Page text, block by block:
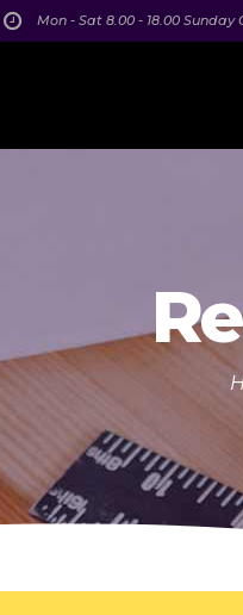
Mon - Sat 8.00 - 18.00 Sunday